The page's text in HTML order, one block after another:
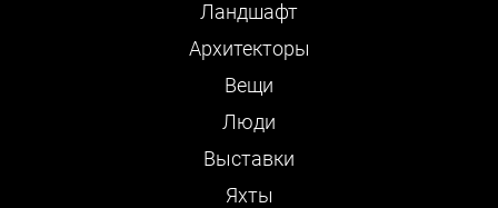
Ландшафт
Архитекторы
Вещи
Люди
Выставки
Яхты